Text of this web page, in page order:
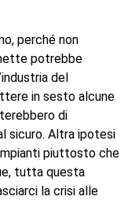
perché non
potrebbe
del
in sesto alcune
di
sicuro. Altra ipotesi
piuttosto che
tutta questa
la crisi alle